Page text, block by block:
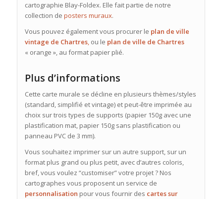
cartographie Blay-Foldex. Elle fait partie de notre
collection de posters muraux.
Vous pouvez également vous procurer le plan de ville
vintage de Chartres,ou le plan de ville de Chartres
« orange », au format papier plié.
Plus d’informations
Cette carte murale se décline en plusieurs thèmes/styles
(standard, simplifié et vintage) et peut-être imprimée au
choix sur trois types de supports (papier 150g avec une
plastification mat, papier 150g sans plastification ou
panneau PVC de 3 mm).
Vous souhaitez imprimer sur un autre support, sur un
format plus grand ou plus petit, avec d’autres coloris,
bref, vous voulez “customiser” votre projet ? Nos
cartographes vous proposent un service de
personnalisation pour vous fournir des cartes sur